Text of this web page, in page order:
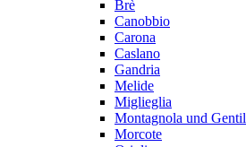
Brè
Canobbio
Carona
Caslano
Gandria
Melide
Miglieglia
Montagnola und
Morcote